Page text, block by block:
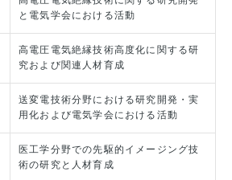
と電気学会における活動
高電圧電気絶縁技術高度化に関する研
究および関連人材育成
送変電技術分野における研究開発・実
用化および電気学会における活動
医工学分野での先駆的イメージング技
術の研究と人材育成